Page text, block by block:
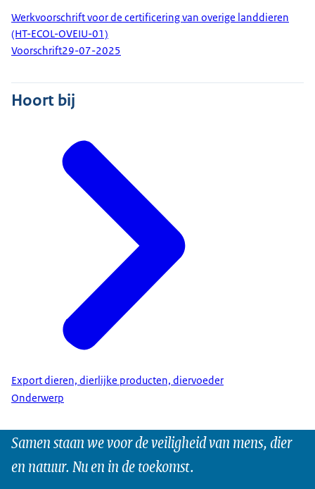
Werkvoorschrift voor de certificering van overige landdieren
(HT-ECOL-OVEIU-01)
Voorschrift29-07-2025
Hoort bij
Export dieren, dierlijke producten, diervoeder
Onderwerp
Samen staan we voor de veiligheid van mens, dier
en natuur. Nu en in de toekomst.